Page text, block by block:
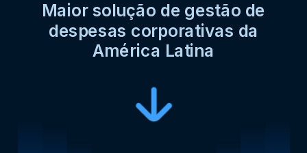
Maior solução de gestão de
despesas corporativas da
América Latina